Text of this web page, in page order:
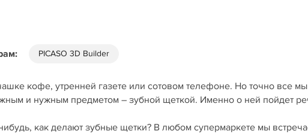
PICASO 3D Builder
кофе, утренней газете или сотовом телефоне. Но точно все
и нужным предметом – зубной щеткой. Именно о ней пойдет
как делают зубные щетки? В любом супермаркете мы